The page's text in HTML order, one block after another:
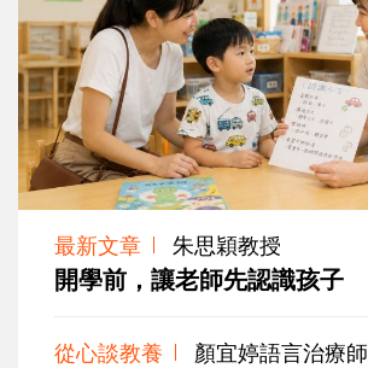
最新文章 朱思穎教授
開學前，讓老師先認識孩子
從心談教養 顏宜婷語言治療師